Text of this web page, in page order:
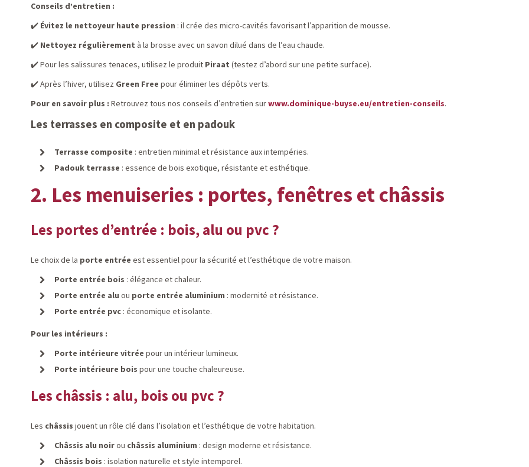
Conseils d’entretien :
✔️ Évitez le nettoyeur haute pression : il crée des micro-cavités favorisant l’apparition de mousse.
✔️ Nettoyez régulièrement à la brosse avec un savon dilué dans de l’eau chaude.
✔️ Pour les salissures tenaces, utilisez le produit Piraat (testez d’abord sur une petite surface).
✔️ Après l’hiver, utilisez Green Free pour éliminer les dépôts verts.
Pour en savoir plus : Retrouvez tous nos conseils d’entretien surwww.dominique-buyse.eu/entretien-conseils.
Les terrasses en composite et en padouk
Terrasse composite : entretien minimal et résistance aux intempéries.
Padouk terrasse : essence de bois exotique, résistante et esthétique.
2. Les menuiseries : portes, fenêtres et châssis
Les portes d’entrée : bois, alu ou pvc ?
Le choix de la porte entrée est essentiel pour la sécurité et l’esthétique de votre maison.
Porte entrée bois : élégance et chaleur.
Porte entrée alu ou porte entrée aluminium : modernité et résistance.
Porte entrée pvc : économique et isolante.
Pour les intérieurs :
Porte intérieure vitrée pour un intérieur lumineux.
Porte intérieure bois pour une touche chaleureuse.
Les châssis : alu, bois ou pvc ?
Les châssis jouent un rôle clé dans l’isolation et l’esthétique de votre habitation.
Châssis alu noirou châssis aluminium : design moderne et résistance.
Châssis bois : isolation naturelle et style intemporel.